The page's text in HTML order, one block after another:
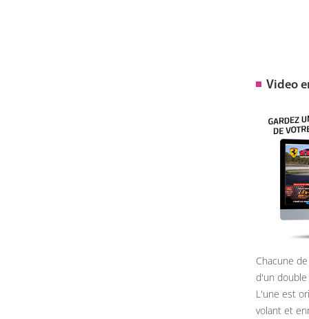
Video
Chacune
d'un
L'une est
volant et